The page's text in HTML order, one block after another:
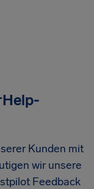
Kunden mit
wir unsere
Feedback